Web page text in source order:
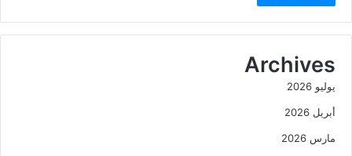
Archives
يوليو 2026
أبريل 2026
مارس 2026